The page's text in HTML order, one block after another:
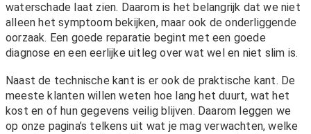
waterschade laat zien. Daarom is het belangrijk dat we niet
alleen het symptoom bekijken, maar ook de onderliggende
oorzaak. Een goede reparatie begint met een goede
diagnose en een eerlijke uitleg over wat wel en niet slim is.
Naast de technische kant is er ook de praktische kant. De
meeste klanten willen weten hoe lang het duurt, wat het
kost en of hun gegevens veilig blijven. Daarom leggen we
op onze pagina’s telkens uit wat je mag verwachten, welke